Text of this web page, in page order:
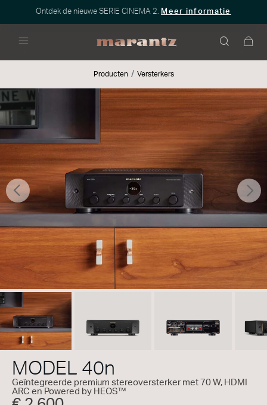
Ontdek de nieuwe SERIE CINEMA 2. Meer informatie
Producten Versterkers
Vorige
MODEL 40n
Geïntegreerde premium stereoversterker met 70 W, HDMI
ARC en Powered by HEOS™